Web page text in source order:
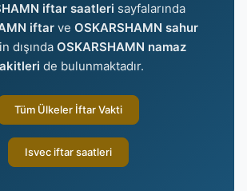
iftar saatleri sayfalarında
iftarve OSKARSHAMN sahur
dışında OSKARSHAMN namaz
de bulunmaktadır.
Tüm Ülkeler İftar Vakti
Isvec iftar saatleri